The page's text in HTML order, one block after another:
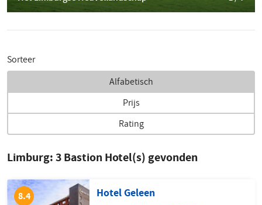
Sorteer
Alfabetisch
Prijs
Rating
Limburg:3Bastion Hotel(s) gevonden
8.4 Hotel Geleen